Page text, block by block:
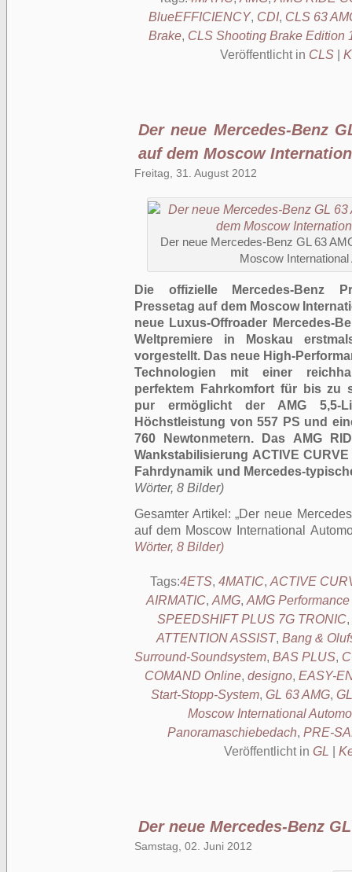
BlueEFFICIENCY, CDI, CLS 63
Brake, CLS Shooting Brake Edition
Veröffentlicht in CLS|
Der neue Mercedes-Benz
auf dem Moscow
Freitag, 31. August 2012
Der neue Mercedes-Benz GL 63
Moscow
Die offizielle Mercedes-Benz
Pressetag auf dem Moscow
neue Luxus-Offroader Mercedes-
Weltpremiere in Moskau
vorgestellt. Das neue High-
Technologien mit einer
perfektem Fahrkomfort für bis zu
pur ermöglicht der AMG 5,5-
Höchstleistung von 557 PS und
760 Newtonmetern. Das AMG
Wankstabilisierung ACTIVE
Fahrdynamik und Mercedes-
Wörter, 8 Bilder)
Gesamter Artikel: Der neue
auf dem Moscow International
Wörter, 8 Bilder)
Tags:4ETS, 4MATIC, ACTIVE
AIRMATIC, AMG, AMG Performance
SPEEDSHIFT PLUS 7G TRONIC,
ATTENTION ASSIST, Bang &
Surround-Soundsystem, BAS PLUS,
COMAND Online, designo, EASY-
Start-Stopp-System, GL 63 AMG,
Moscow International
Panoramaschiebedach, PRE-
Veröffentlicht in GL
Der neue Mercedes-Benz
Samstag, 02. Juni 2012